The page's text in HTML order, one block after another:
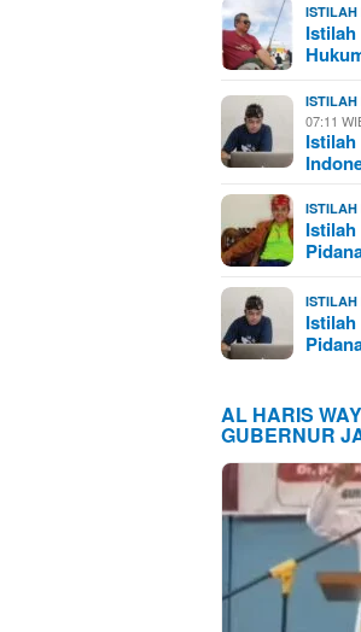
ISTILAH
ISTILAH
07:11
ISTILAH
ISTILAH
AL HARIS
GUBERNUR